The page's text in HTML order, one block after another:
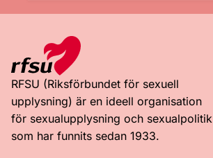
RFSU (Riksförbundet för sexuell
upplysning) är en ideell organisation
för sexualupplysning och sexualpolitik
som har funnits sedan 1933.